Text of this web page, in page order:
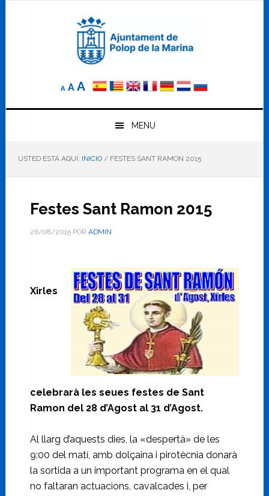
A
Reducir
elA Tamaño
AAumentar
el
tamaño
letra
MENU
USTED ESTÁ AQUÍ: INICIO /FESTES SANT RAMON 2015
Festes Sant Ramon 2015
26/08/2015POR ADMIN
Xirles
celebrarà les seues festes de Sant
Ramon del 28 d’Agost al 31 d’Agost.
Al llarg d’aquests dies, la «despertà» de les
9:00 del matí, amb dolçaina i pirotècnia donarà
la sortida a un important programa en el qual
no faltaran actuacions, cavalcades i, per